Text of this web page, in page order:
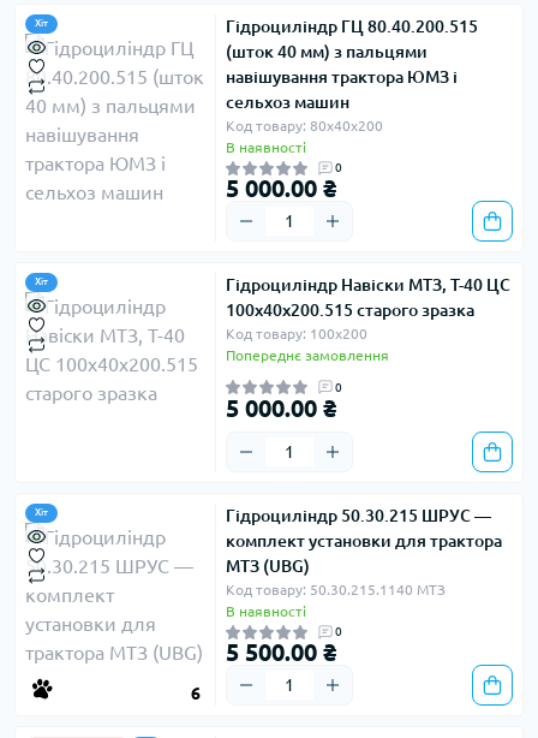
Хіт
Гідроциліндр ГЦ 80.40.200.515
(шток 40 мм) з пальцями
навішування трактора ЮМЗ і
сельхоз машин
Код товару: 80х40х200
В наявності
0
5 000.00 ₴
Хіт
Гідроциліндр Навіски МТЗ, Т-40 ЦС
100x40x200.515 старого зразка
Код товару: 100х200
Попереднє замовлення
0
5 000.00 ₴
Хіт
6
Гідроциліндр 50.30.215 ШРУС —
комплект установки для трактора
МТЗ (UBG)
Код товару: 50.30.215.1140 МТЗ
В наявності
0
5 500.00 ₴